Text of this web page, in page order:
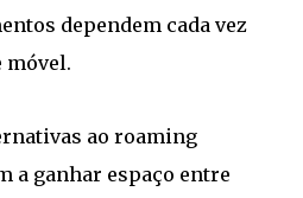
dependem cada vez
móvel.
ao roaming
a ganhar espaço entre